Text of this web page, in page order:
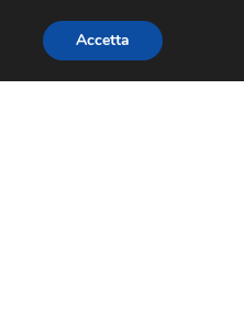
Accetta